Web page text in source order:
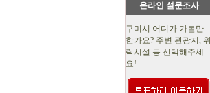
온라인 설문조사
구미시 어디가 가볼만
한가요? 주변 관광지, 위
락시설 등 선택해주세
요!